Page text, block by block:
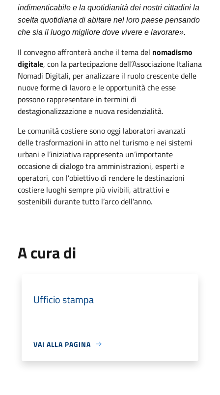
indimenticabile e la quotidianità dei nostri cittadini la
scelta quotidiana di abitare nel loro paese pensando
che sia il luogo migliore dove vivere e lavorare».
Il convegno affronterà anche il tema del nomadismo
digitale, con la partecipazione dell’Associazione Italiana
Nomadi Digitali, per analizzare il ruolo crescente delle
nuove forme di lavoro e le opportunità che esse
possono rappresentare in termini di
destagionalizzazione e nuova residenzialità.
Le comunità costiere sonooggi laboratori avanzati
delle trasformazioni in atto nel turismo e nei sistemi
urbani e l’iniziativa rappresenta un’importante
occasione di dialogo tra amministrazioni, esperti e
operatori, con l’obiettivo di rendere le destinazioni
costiere luoghi sempre più vivibili, attrattivi e
sostenibili durante tutto l’arco dell’anno.
A cura di
Ufficio stampa
VAI ALLA PAGINA